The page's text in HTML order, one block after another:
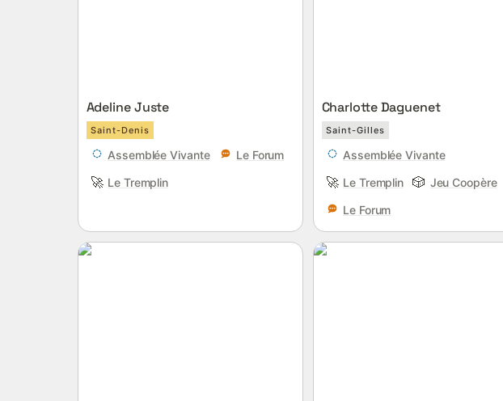
Adeline Juste
Saint-Denis
Assemblée Vivante Le Forum
🚀 Le Tremplin
Charlotte Daguenet
Saint-Gilles
Assemblée Vivante
🚀 Le Tremplin 🎲 Jeu Coopère
Le Forum
Julien Numa Mathieu Fontaine